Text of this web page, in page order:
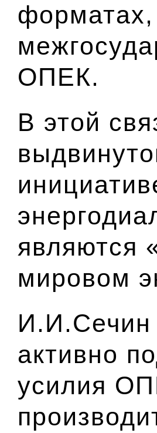
форматах,
ОПЕК.
В этой
являются
мировом
И.И.Сечин
активно
усилия